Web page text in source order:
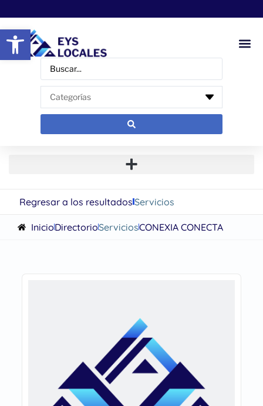
Abrir barra de herramientas
Regresar a los resultadosServicios
InicioDirectorioServiciosCONEXIA CONECTA